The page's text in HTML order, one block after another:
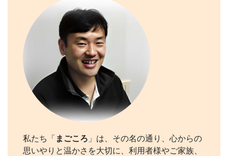
私たち「 まごころ 」は、その名の通り、心からの
思いやりと温かさを大切に、利用者様やご家族、